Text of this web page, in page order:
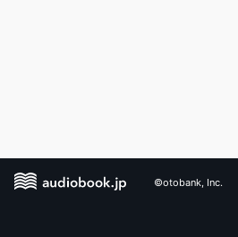
©otobank, Inc.